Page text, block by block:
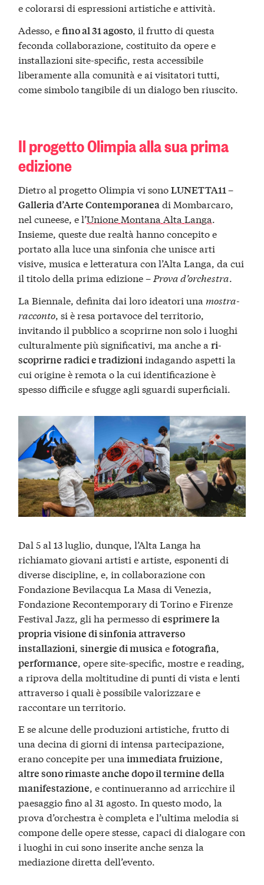
e colorarsi di espressioni artistiche e attività.
Adesso, efino al 31 agosto , il frutto di questa
feconda collaborazione, costituito da opere e
installazioni site-specific, resta accessibile
liberamente alla comunità e ai visitatori tutti,
come simbolo tangibile di un dialogo ben riuscito.
Il progetto Olimpia alla sua prima
edizione
Dietro al progetto Olimpia vi sonoLUNETTA11 –
Galleria d’Arte Contemporaneadi Mombarcaro,
nel cuneese, e l’Unione Montana Alta Langa.
Insieme, queste due realtà hanno concepito e
portato alla luce una sinfonia che unisce arti
visive, musica e letteratura con l’Alta Langa, da cui
il titolo della prima edizione – Prova d’orchestra.
La Biennale, definita dai loro ideatori una mostra-
racconto, si è resa portavoce del territorio,
invitando il pubblico a scoprirne non solo i luoghi
culturalmente più significativi, ma anche ari-
scoprirne radici e tradizioniindagando aspetti la
cui origine è remota o la cui identificazione è
spesso difficile e sfugge agli sguardi superficiali.
Dal 5 al 13 luglio, dunque, l’Alta Langa ha
richiamato giovani artisti e artiste, esponenti di
diverse discipline, e, in collaborazione con
Fondazione Bevilacqua La Masa di Venezia,
Fondazione Recontemporary di Torino e Firenze
Festival Jazz, gli ha permesso diesprimere la
propria visione di sinfonia attraverso
installazioni ,sinergie di musica efotografia
performance , opere site-specific, mostre e reading,
a riprova della moltitudine di punti di vista e lenti
attraverso i quali è possibile valorizzare e
raccontare un territorio.
E se alcune delle produzioni artistiche, frutto di
una decina di giorni di intensa partecipazione,
erano concepite per una immediata fruizione,
altre sono rimaste anche dopo il termine della
manifestazione, e continueranno ad arricchire il
paesaggio fino al 31 agosto. In questo modo, la
prova d’orchestra è completa e l’ultima melodia si
compone delle opere stesse, capaci di dialogare con
i luoghi in cui sono inserite anche senza la
mediazione diretta dell’evento.